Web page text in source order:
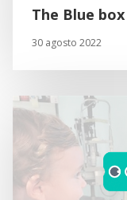
The Blue box
30 agosto 2022